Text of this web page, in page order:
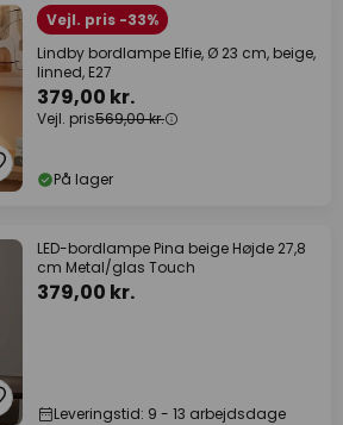
Vejl. pris -33%
Lindby bordlampe Elfie, Ø 23 cm, beige,
linned, E27
379,00 kr.
Vejl. pris569,00 kr.
På lager
LED-bordlampe Pina beige Højde 27,8
cm Metal/glas Touch
379,00 kr.
Leveringstid: 9 - 13 arbejdsdage